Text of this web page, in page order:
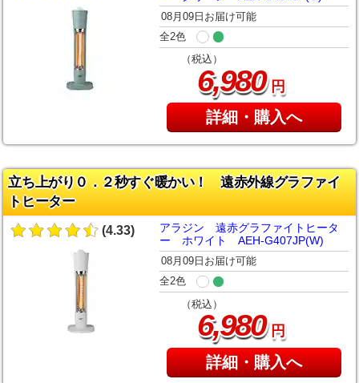
08月09日お届け可能
全2色
（税込）
6,980円
詳細・購入へ
立ち上がり０．２秒すぐ暖かい！ 遠赤外線グラファイ
トヒーター
(4.33)
アラジン 遠赤グラファイトヒータ
ー ホワイト AEH-G407JP(W)
08月09日お届け可能
全2色
（税込）
6,980円
詳細・購入へ